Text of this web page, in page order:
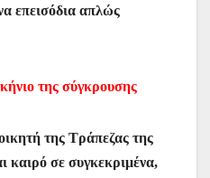
επεισόδια απλώς
της σύγκρουσης
της Τράπεζας της
καιρό σε συγκεκριμένα,